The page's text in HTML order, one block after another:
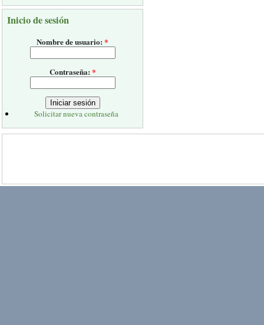
Inicio de sesión
Nombre de usuario:*
Contraseña:*
Solicitar nueva contraseña